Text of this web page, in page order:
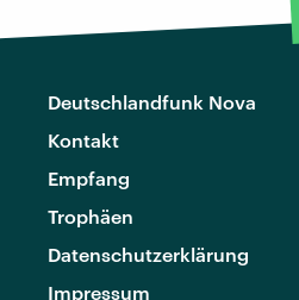
Deutschlandfunk Nova
Kontakt
Empfang
Trophäen
Datenschutzerklärung
Impressum